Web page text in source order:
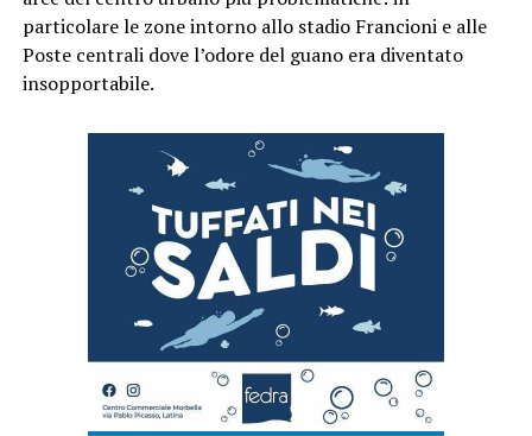
particolare le zone intorno allo stadio Francioni e alle
Poste centrali dove l’odore del guano era diventato
insopportabile.